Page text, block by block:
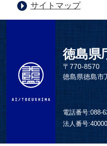
サイトマップ
徳島県
〒770-8570
徳島県徳島市
電話番号:088-
法人番号: